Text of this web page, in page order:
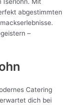
abgestimmten
–
Catering
dich bei